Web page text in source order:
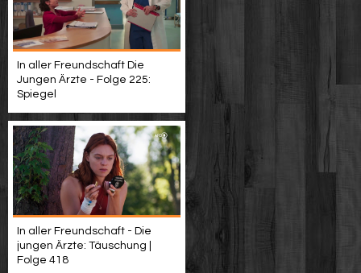
In aller Freundschaft Die
Jungen Ärzte - Folge 225:
Spiegel
In aller Freundschaft - Die
jungen Ärzte: Täuschung |
Folge 418